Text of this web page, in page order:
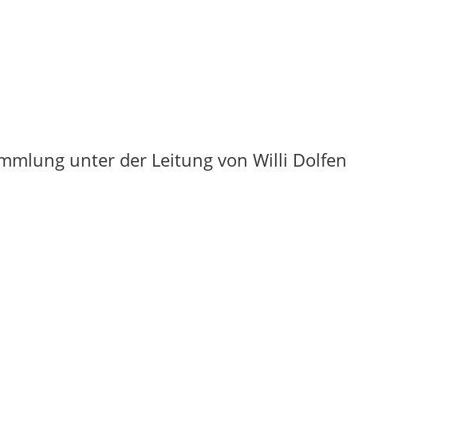
unter der Leitung von Willi Dolfen